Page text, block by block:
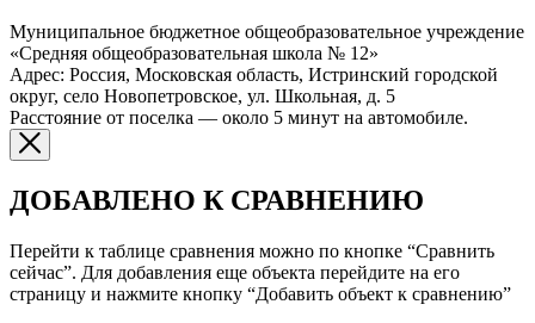
Муниципальное бюджетное общеобразовательное учреждение
«Средняя общеобразовательная школа № 12»
Адрес: Россия, Московская область, Истринский городской
округ, село Новопетровское, ул. Школьная, д. 5
Расстояние от поселка — около 5 минут на автомобиле.
ДОБАВЛЕНО К СРАВНЕНИЮ
Перейти к таблице сравнения можно по кнопке “Сравнить
сейчас”. Для добавления еще объекта перейдите на его
страницу и нажмите кнопку “Добавить объект к сравнению”